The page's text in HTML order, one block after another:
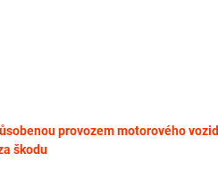
provozem motorového
škodu